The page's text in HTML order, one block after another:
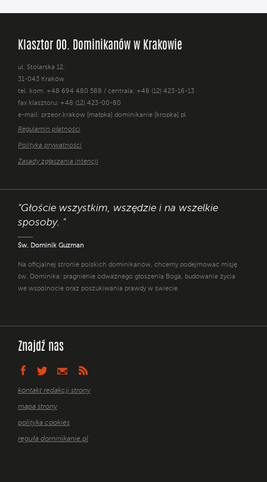
Klasztor OO. Dominikanów w Krakowie
ul. Stolarska 12,
31-043 Kraków
tel. kom. +48 694 480 588 / centrala: +48 (12) 423-16-13
fax klasztoru: +48 (12) 423-00-80
e-mail: przeor.krakow [małpka] dominikanie [kropka] pl
Regulamin płatności
Polityka prywatności
Zasady zgłaszania intencji
"Głoście wszystkim, wszędzie i na wszelkie
sposoby. "
Św. Dominik Guzman
Na oficjalnej stronie polskich dominikanów, chcemy podejmować misję
św. Dominika: pragnienie odważnego głoszenia Boga, budowanie życia
we wspólnocie oraz poszukiwania prawdy w świecie.
Znajdź nas
kontakt redakcji strony
mapa strony
polityka cookies
reguła dominikanie.pl